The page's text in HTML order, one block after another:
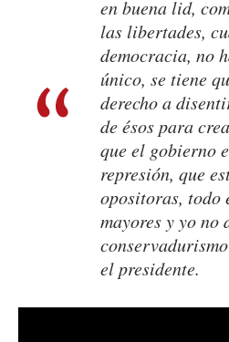
en buena lid,
las libertades,
democracia, no
único, se tiene
derecho a
de ésos para
que el gobierno
represión, que
opositoras, todo
mayores y yo no
el presidente.